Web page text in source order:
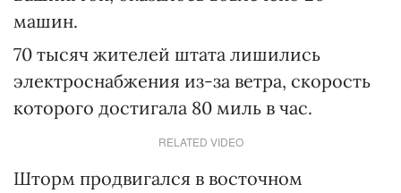
машин.
70 тысяч жителей штата лишились
электроснабжения из-за ветра, скорость
которого достигала 80 миль в час.
RELATED VIDEO
Шторм продвигался в восточном